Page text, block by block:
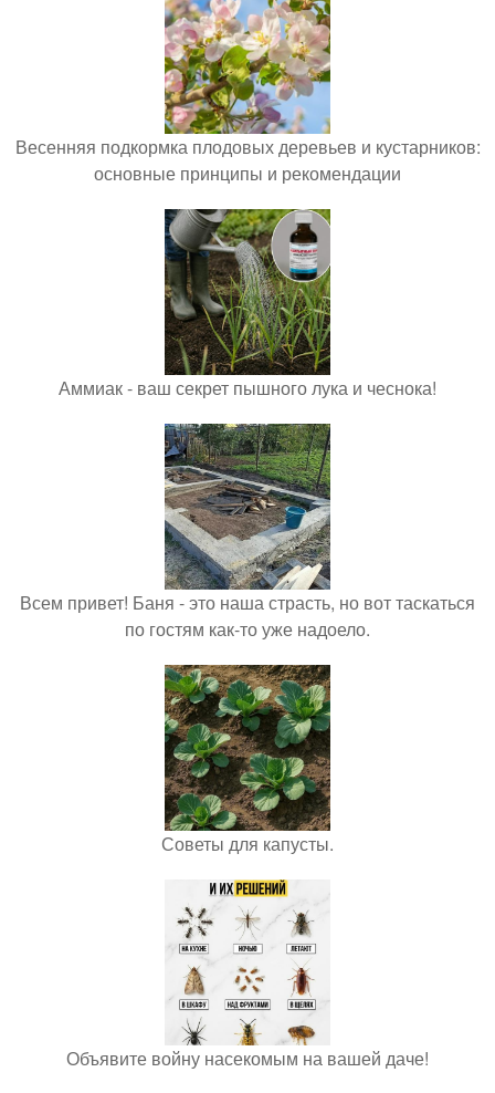
Весенняя подкормка плодовых деревьев и кустарников:
основные принципы и рекомендации
Аммиак - ваш секрет пышного лука и чеснока!
Всем привет! Баня - это наша страсть, но вот таскаться
по гостям как-то уже надоело.
Советы для капусты.
Объявите войну насекомым на вашей даче!